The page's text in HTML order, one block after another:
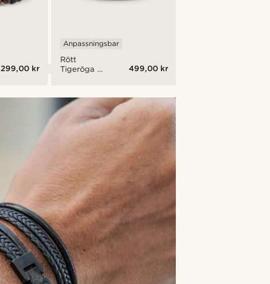
299,00 kr
Rött
Tigeröga &
Anpassningsbar
499,00 kr